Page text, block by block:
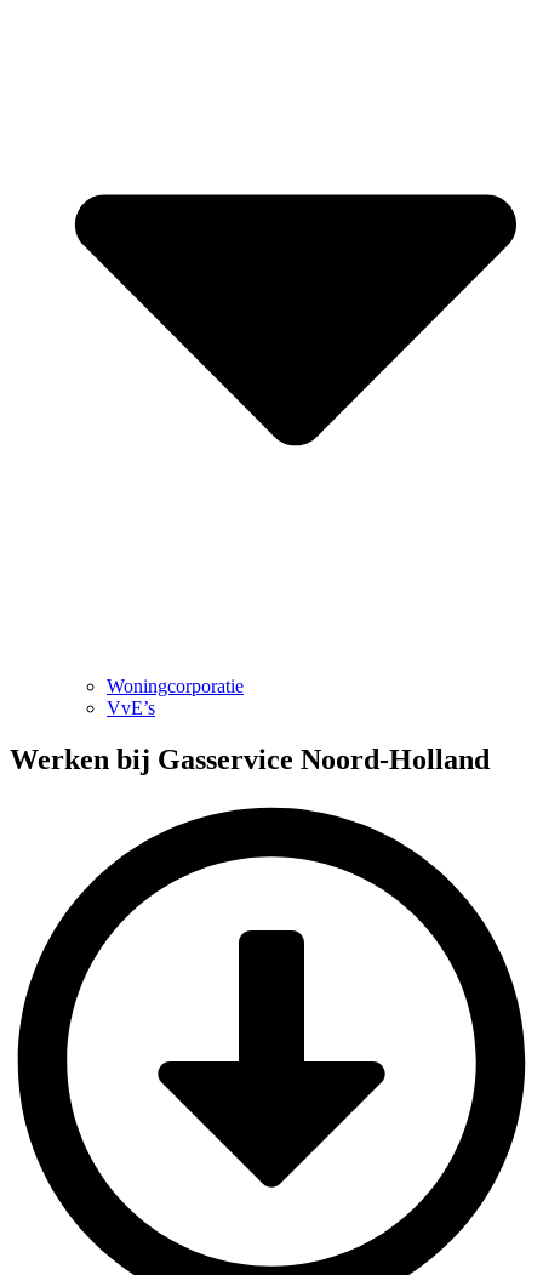
Woningcorporatie
VvE’s
Werken bij Gasservice Noord-Holland